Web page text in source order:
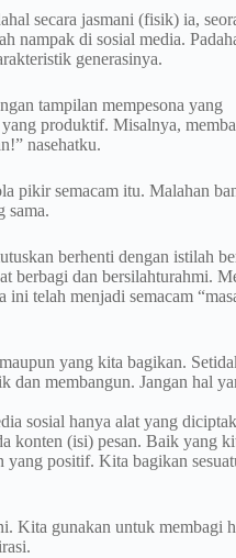
secara jasmani (fisik) ia,
nampak di sosial media.
generasinya.
tampilan mempesona yang
produktif. Misalnya,
nasehatku.
pikir semacam itu. Malahan
sama.
berhenti dengan istilah
berbagi dan bersilahturahmi.
telah menjadi semacam
yang kita bagikan.
dan membangun. Jangan hal
sosial hanya alat yang
konten (isi) pesan. Baik yang
positif. Kita bagikan
Kita gunakan untuk membagi